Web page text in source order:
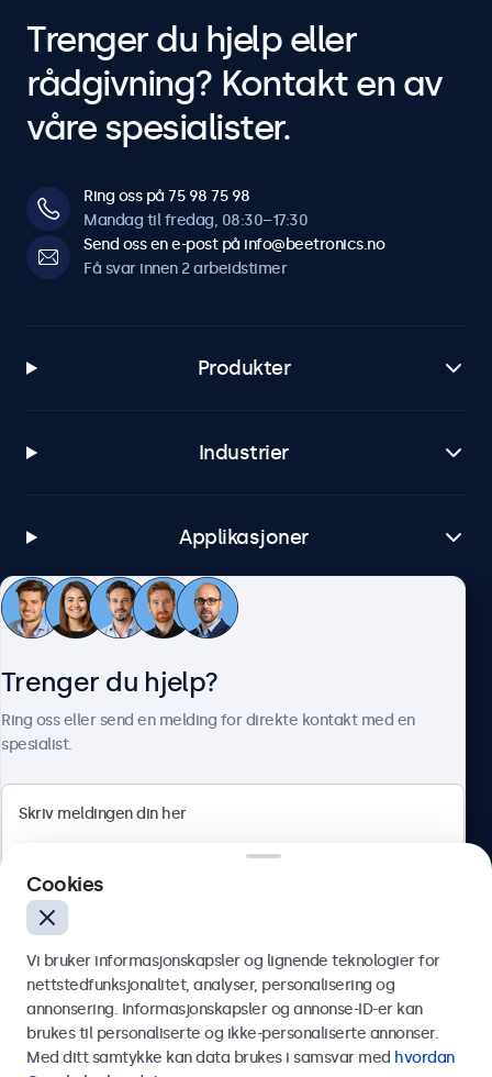
Trenger du hjelp eller
rådgivning? Kontakt en av
våre spesialister.
Ring oss på 75 98 75 98
Mandag til fredag, 08:30–17:30
Send oss en e-post på info@beetronics.no
Få svar innen 2 arbeidstimer
Produkter
Industrier
Applikasjoner
Kundeservice
Norsk
Trenger du hjelp?
Ring oss eller send en melding for direkte kontakt med en
spesialist.
Send
Cookies
Vi bruker informasjonskapsler og lignende teknologier for
nettstedfunksjonalitet, analyser, personalisering og
annonsering. Informasjonskapsler og annonse-ID-er kan
brukes til personaliserte og ikke-personaliserte annonser.
Med ditt samtykke kan data brukes i samsvar med hvordan